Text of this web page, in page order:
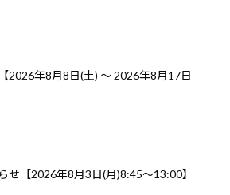
2026年8月8日(土) ～ 2026年8月17日
せ【2026年8月3日(月)8:45～13:00】